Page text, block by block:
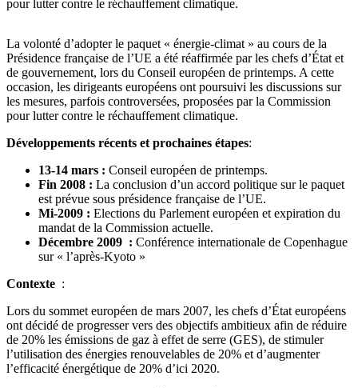
pour lutter contre le réchauffement climatique.
La volonté d’adopter le paquet « énergie-climat » au cours de la
Présidence française de l’UE a été réaffirmée par les chefs d’État et
de gouvernement, lors du Conseil européen de printemps. A cette
occasion, les dirigeants européens ont poursuivi les discussions sur
les mesures, parfois controversées, proposées par la Commission
pour lutter contre le réchauffement climatique.
Développements récents et prochaines étapes:
13-14 mars : Conseil européen de printemps.
Fin 2008 : La conclusion d’un accord politique sur le paquet
est prévue sous présidence française de l’UE.
Mi-2009 : Elections du Parlement européen et expiration du
mandat de la Commission actuelle.
Décembre 2009 : Conférence internationale de Copenhague
sur « l’après-Kyoto »
Contexte :
Lors du sommet européen de mars 2007, les chefs d’État européens
ont décidé de progresser vers des objectifs ambitieux afin de réduire
de 20% les émissions de gaz à effet de serre (GES), de stimuler
l’utilisation des énergies renouvelables de 20% et d’augmenter
l’efficacité énergétique de 20% d’ici 2020.